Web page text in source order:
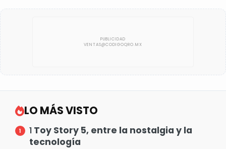
LO MÁS VISTO
1 Toy Story 5, entre la nostalgia y la
tecnología